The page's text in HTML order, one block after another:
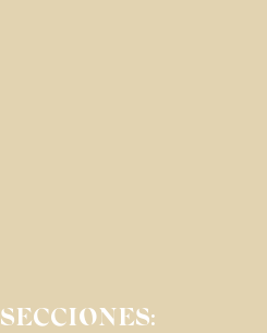
SECCIONES: